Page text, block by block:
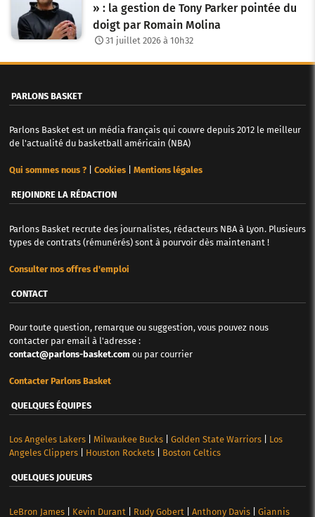
c
s
» : la gestion de Tony Parker pointée du
doigt par Romain Molina
31 juillet 2026 à 10h32
PARLONS BASKET
Parlons Basket est un média français qui couvre depuis 2012 le meilleur
de l'actualité du basketball américain (NBA)
Qui sommes nous ?| Cookies| Mentions légales
REJOINDRE LA RÉDACTION
Parlons Basket recrute des journalistes, rédacteurs NBA à Lyon. Plusieurs
types de contrats (rémunérés) sont à pourvoir dès maintenant !
Consulter nos offres d'emploi
CONTACT
Pour toute question, remarque ou suggestion, vous pouvez nous
contacter par email à l'adresse :
contact@parlons-basket.com ou par courrier
Contacter Parlons Basket
QUELQUES ÉQUIPES
Los Angeles Lakers| Milwaukee Bucks| Golden State Warriors| Los
Angeles Clippers| Houston Rockets| Boston Celtics
QUELQUES JOUEURS
LeBron James| Kevin Durant Rudy Gobert Anthony Davis| Giannis